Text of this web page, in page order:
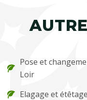
Pose et
Loir
Elagage et